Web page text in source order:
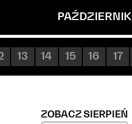
PAŹDZIERNIK
13 14 15 16 17
ZOBACZ SIERPIEŃ